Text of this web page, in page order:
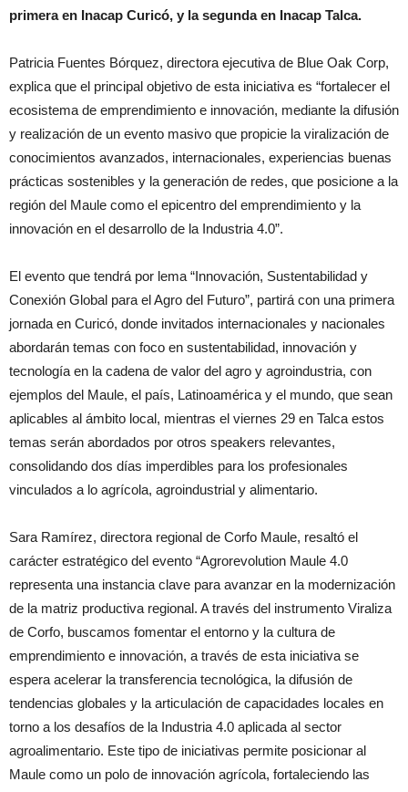
primera en Inacap Curicó, y la segunda en Inacap Talca.
Patricia Fuentes Bórquez, directora ejecutiva de Blue Oak Corp,
explica que el principal objetivo de esta iniciativa es “fortalecer el
ecosistema de emprendimiento e innovación, mediante la difusión
y realización de un evento masivo que propicie la viralización de
conocimientos avanzados, internacionales, experiencias buenas
prácticas sostenibles y la generación de redes, que posicione a la
región del Maule como el epicentro del emprendimiento y la
innovación en el desarrollo de la Industria 4.0”.
El evento que tendrá por lema “Innovación, Sustentabilidad y
Conexión Global para el Agro del Futuro”, partirá con una primera
jornada en Curicó, donde invitados internacionales y nacionales
abordarán temas con foco en sustentabilidad, innovación y
tecnología en la cadena de valor del agro y agroindustria, con
ejemplos del Maule, el país, Latinoamérica y el mundo, que sean
aplicables al ámbito local, mientras el viernes 29 en Talca estos
temas serán abordados por otros speakers relevantes,
consolidando dos días imperdibles para los profesionales
vinculados a lo agrícola, agroindustrial y alimentario.
Sara Ramírez, directora regional de Corfo Maule, resaltó el
carácter estratégico del evento “Agrorevolution Maule 4.0
representa una instancia clave para avanzar en la modernización
de la matriz productiva regional. A través del instrumento Viraliza
de Corfo, buscamos fomentar el entorno y la cultura de
emprendimiento e innovación, a través de esta iniciativa se
espera acelerar la transferencia tecnológica, la difusión de
tendencias globales y la articulación de capacidades locales en
torno a los desafíos de la Industria 4.0 aplicada al sector
agroalimentario. Este tipo de iniciativas permite posicionar al
Maule como un polo de innovación agrícola, fortaleciendo las